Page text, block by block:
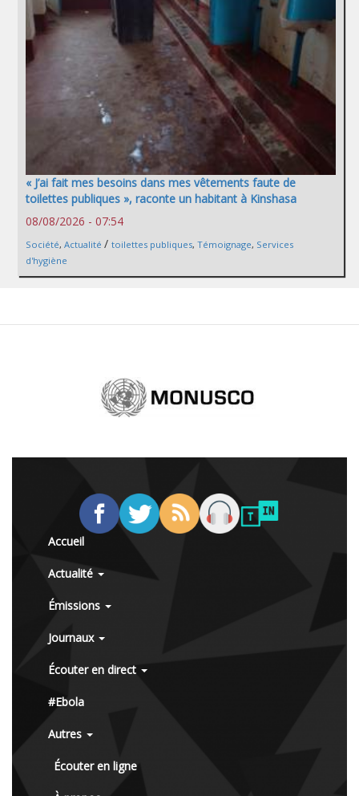
« J’ai fait mes besoins dans mes vêtements faute de
toilettes publiques », raconte un habitant à Kinshasa
08/08/2026 - 07:54
Société, Actualité / toilettes publiques, Témoignage, Services
d'hygiène
Accueil
Actualité
Émissions
Journaux
Écouter en direct
#Ebola
Autres
Écouter en ligne